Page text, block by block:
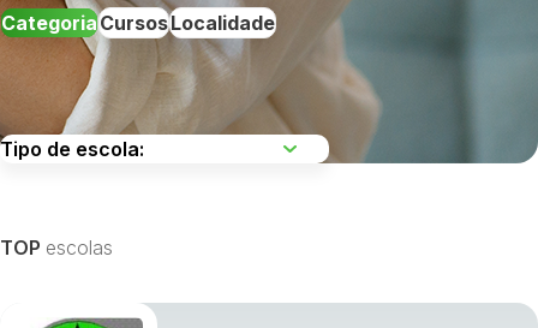
CategoriaCursosLocalidade
TOP escolas